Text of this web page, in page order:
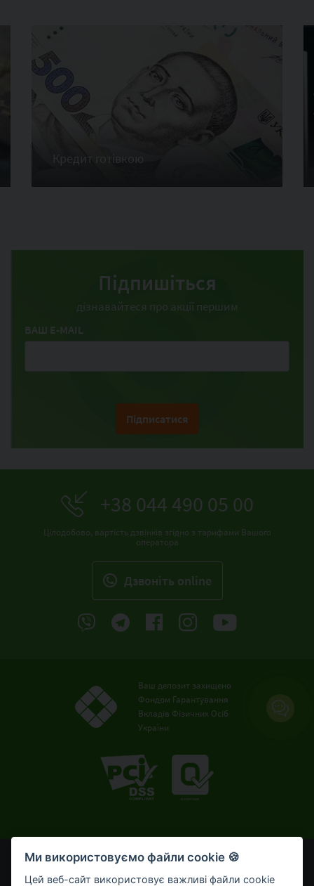
Кредит готівкою
Підпишіться
дізнавайтеся про акції першим
ВАШ E-MAIL
Підписатися
+38 044 490 05 00
Цілодобово, вартість дзвінків згідно з тарифами Вашого
оператора
Дзвонiть online
Ваш депозит захищено
Фондом Гарантування
Вкладів Фізичних Осіб
України
© OTP Bank, 2008-2026. Усі права захищені.
Ліцензія НБУ № 191 від 05.10.2011 р.
Ми використовуємо файли cookie 🍪
Цей веб-сайт використовує важливі файли cookie